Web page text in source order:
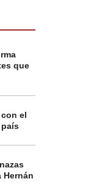
que
el
país
Hernán